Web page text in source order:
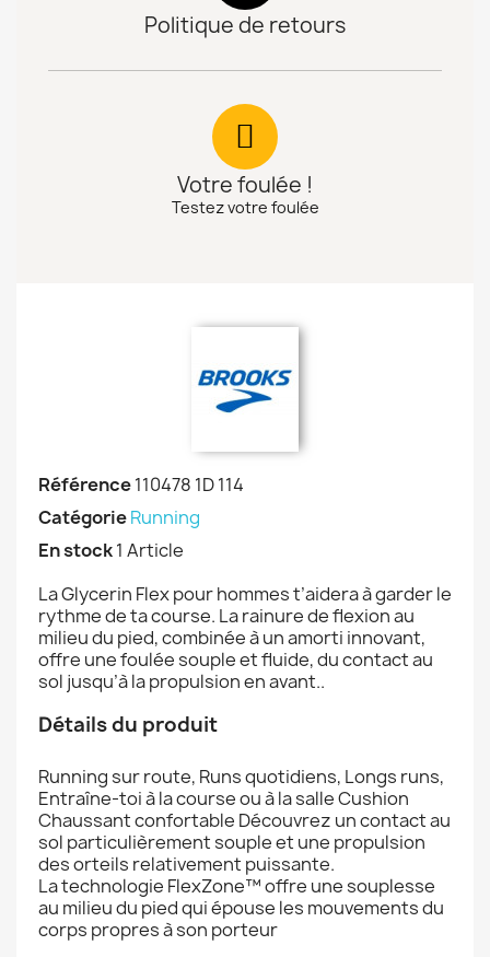
Politique de retours
Votre foulée !
Testez votre foulée
Référence110478 1D 114
CatégorieRunning
En stock1 Article
La Glycerin Flex pour hommes t’aidera à garder le
rythme de ta course. La rainure de flexion au
milieu du pied, combinée à un amorti innovant,
offre une foulée souple et fluide, du contact au
sol jusqu’à la propulsion en avant..
Détails du produit
Running sur route, Runs quotidiens, Longs runs,
Entraîne-toi à la course ou à la salle Cushion
Chaussant confortable Découvrez un contact au
sol particulièrement souple et une propulsion
des orteils relativement puissante.
La technologie FlexZone™ offre une souplesse
au milieu du pied qui épouse les mouvements du
corps propres à son porteur